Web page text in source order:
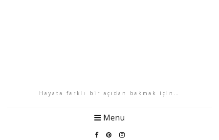
Hayata farklı bir açıdan bakmak için…
Menu